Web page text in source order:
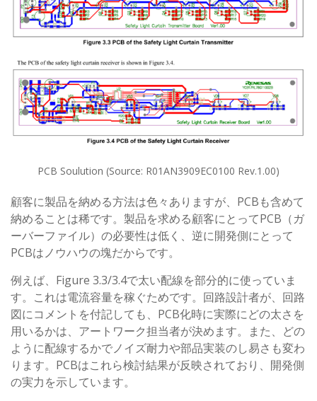
PCB Soulution (Source: R01AN3909EC0100 Rev.1.00)
顧客に製品を納める方法は色々ありますが、PCBも含めて
納めることは稀です。製品を求める顧客にとってPCB（ガ
ーバーファイル）の必要性は低く、逆に開発側にとって
PCBはノウハウの塊だからです。
例えば、Figure 3.3/3.4で太い配線を部分的に使っていま
す。これは電流容量を稼ぐためです。回路設計者が、回路
図にコメントを付記しても、PCB化時に実際にどの太さを
用いるかは、アートワーク担当者が決めます。また、どの
ように配線するかでノイズ耐力や部品実装のし易さも変わ
ります。PCBはこれら検討結果が反映されており、開発側
の実力を示しています。